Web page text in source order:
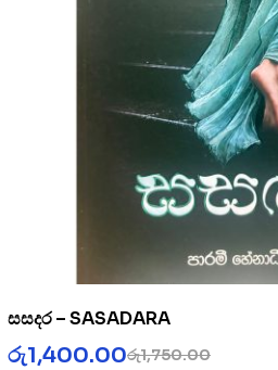
සසදර – SASADARA
රු1,750.00
රු1,400.00